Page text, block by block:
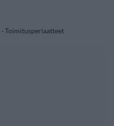
· Toimitusperiaatteet